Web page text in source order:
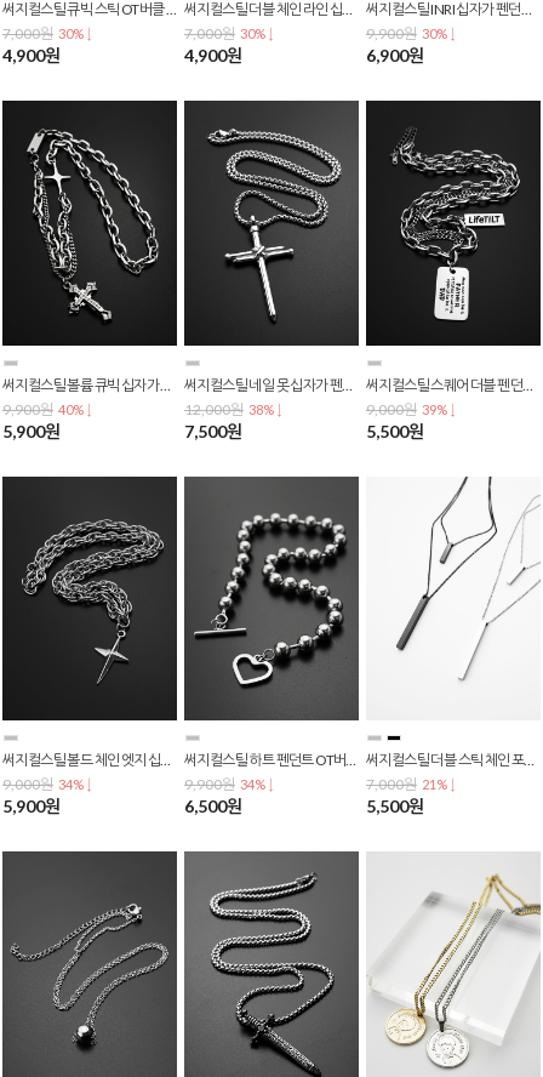
7,000원 30% ↓
4,900원
7,000원 30% ↓
4,900원
9,900원 30% ↓
6,900원
9,900원 40% ↓
5,900원
12,000원 38% ↓
7,500원
써지컬스틸 스퀘어 더블 펜던트 두줄 체인 목걸이 N-0206
9,000원 39% ↓
5,500원
써지컬스틸 볼드 체인 엣지 십자가 펜던트 목걸이 N-0203
9,000원 34% ↓
5,900원
써지컬스틸 하트 펜던트 OT버클 볼 체인 초커 목걸이 N-0199
9,900원 34% ↓
6,500원
써지컬스틸 더블 스틱 체인 포인트 패션 목걸이 N-0194
7,000원 21% ↓
5,500원